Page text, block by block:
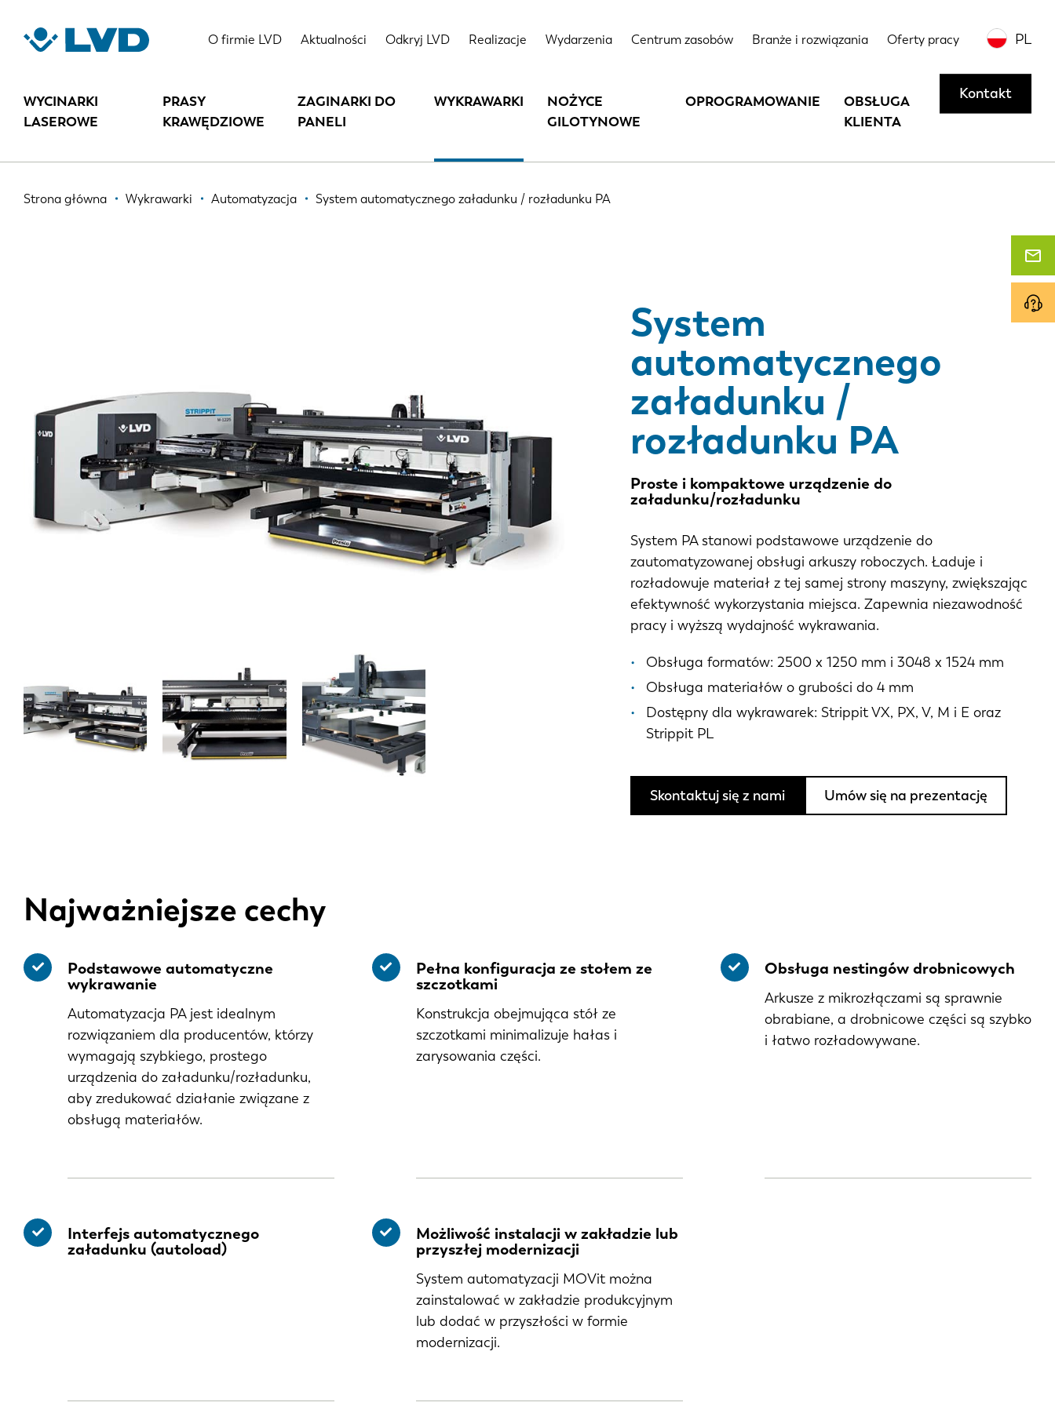
treści
O firmie LVD Aktualności Odkryj LVD Realizacje Wydarzenia Centrum zasobów Branże i rozwiązania Oferty pracy PL
WYCINARKI
LASEROWE
PRASY
KRAWĘDZIOWE
ZAGINARKI DO
PANELI
WYKRAWARKI
NOŻYCE
GILOTYNOWE
OPROGRAMOWANIE
OBSŁUGA
KLIENTA
Kontakt
Ścieżka
Strona główna Wykrawarki Automatyzacja System automatycznego załadunku / rozładunku PA
System
automatycznego
załadunku /
rozładunku PA
Proste i kompaktowe urządzenie do
załadunku/rozładunku
System PA stanowi podstawowe urządzenie do
zautomatyzowanej obsługi arkuszy roboczych. Ładuje i
rozładowuje materiał z tej samej strony maszyny, zwiększając
efektywność wykorzystania miejsca. Zapewnia niezawodność
pracy i wyższą wydajność wykrawania.
Obsługa formatów: 2500 x 1250 mm i 3048 x 1524 mm
Obsługa materiałów o grubości do 4 mm
Dostępny dla wykrawarek: Strippit VX, PX, V, M i E oraz
Strippit PL
Skontaktuj się z nami Umów się na prezentację
SYSTEM AUTOMATYCZNEGO ZAŁADUNKU / ROZŁADUNKU PA
cechy
techniczne
demonstrację
Najważniejsze cechy
Podstawowe automatyczne
wykrawanie
Automatyzacja PA jest idealnym
rozwiązaniem dla producentów, którzy
wymagają szybkiego, prostego
urządzenia do załadunku/rozładunku,
aby zredukować działanie związane z
obsługą materiałów.
Pełna konfiguracja ze stołem ze
szczotkami
Konstrukcja obejmująca stół ze
szczotkami minimalizuje hałas i
zarysowania części.
Obsługa nestingów drobnicowych
Arkusze z mikrozłączami są sprawnie
obrabiane, a drobnicowe części są szybko
i łatwo rozładowywane.
Interfejs automatycznego
załadunku (autoload)
Możliwość instalacji w zakładzie lub
przyszłej modernizacji
System automatyzacji MOVit można
zainstalować w zakładzie produkcyjnym
lub dodać w przyszłości w formie
modernizacji.